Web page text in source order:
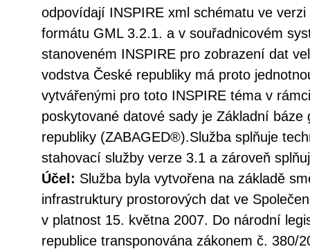
odpovídají INSPIRE xml schématu ve
formátu GML 3.2.1. a v souřadnicovém
stanoveném INSPIRE pro zobrazení dat
vodstva České republiky má proto
vytvářenými pro toto INSPIRE téma v
poskytované datové sady je Základní báze
republiky (ZABAGED®).Služba splňuje
stahovací služby verze 3.1 a zároveň
Účel: Služba byla vytvořena na základě
infrastruktury prostorových dat ve
v platnost 15. května 2007. Do národní
republice transponována zákonem č. 380/